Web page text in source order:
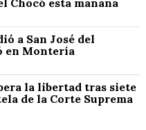
a San José del
en Montería
la libertad tras siete
de la Corte Suprema